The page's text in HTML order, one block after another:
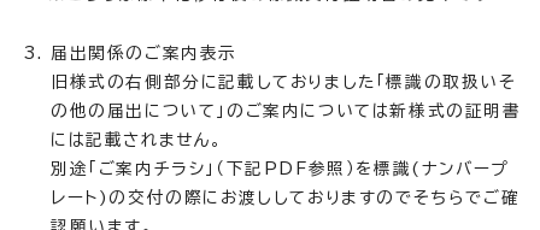
届出関係のご案内表示
旧様式の右側部分に記載しておりました「標識の取扱いそ
の他の届出について」のご案内については新様式の証明書
には記載されません。
別途「ご案内チラシ」（下記PDF参照）を標識(ナンバープ
レート)の交付の際にお渡ししておりますのでそちらでご確
認願います。